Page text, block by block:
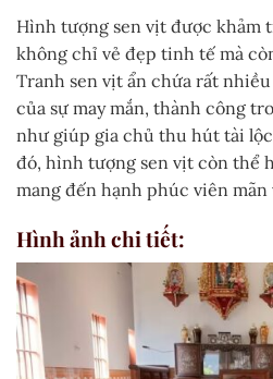
Hình tượng sen vịt được khảm
không chỉ vẻ đẹp tinh tế mà
Tranh sen vịt ẩn chứa rất
của sự may mắn, thành công
như giúp gia chủ thu hút tài
đó, hình tượng sen vịt còn thể
mang đến hạnh phúc viên mãn
Hình ảnh chi tiết: